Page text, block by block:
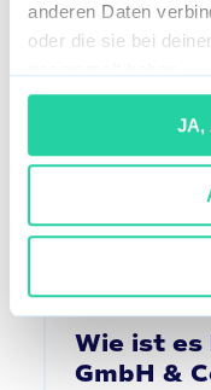
anderen Daten
oder die sie bei
JA,
Wie ist es
GmbH &